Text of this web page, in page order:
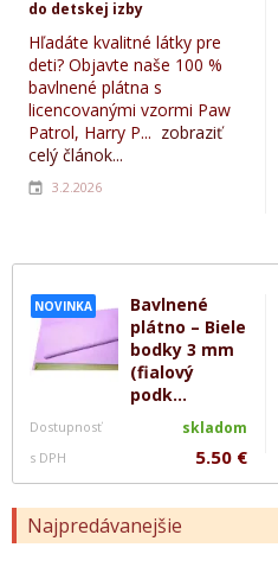
NOVINKA
Bavlnené
plátno – Biele
bodky 3 mm
(fialový
podk...
Dostupnosť skladom
s DPH 5.50 €
Najpredávanejšie
do detskej izby
Hľadáte kvalitné látky pre
deti? Objavte naše 100 %
bavlnené plátna s
licencovanými vzormi Paw
Patrol, Harry P... zobraziť
celý článok...
3.2.2026